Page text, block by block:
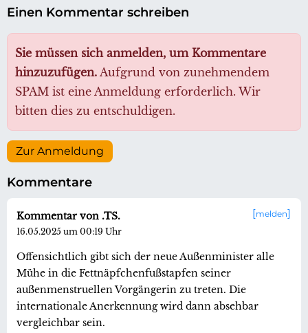
Einen Kommentar schreiben
Sie müssen sich anmelden, um Kommentare
hinzuzufügen. Aufgrund von zunehmendem
SPAM ist eine Anmeldung erforderlich. Wir
bitten dies zu entschuldigen.
Zur Anmeldung
Kommentare
melden
Kommentar von .TS.
16.05.2025 um 00:19 Uhr
Offensichtlich gibt sich der neue Außenminister alle
Mühe in die Fettnäpfchenfußstapfen seiner
außenmenstruellen Vorgängerin zu treten. Die
internationale Anerkennung wird dann absehbar
vergleichbar sein.